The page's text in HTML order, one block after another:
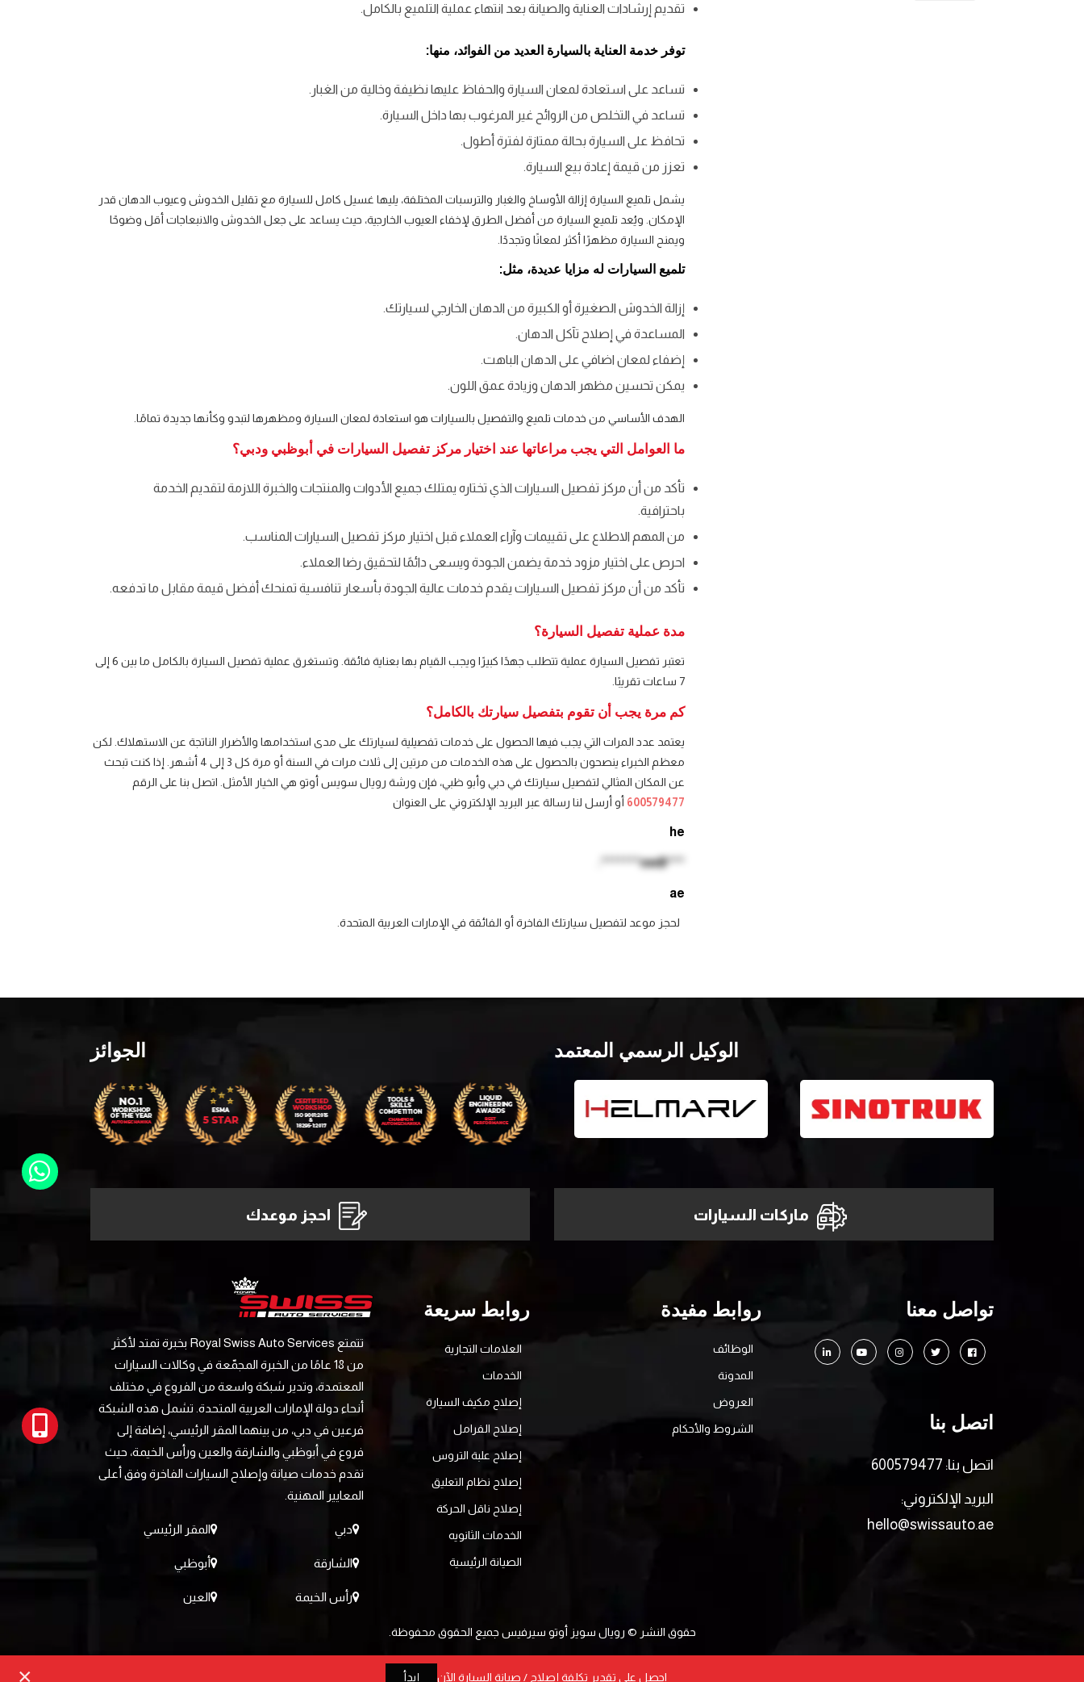
تقديم إرشادات العناية والصيانة بعد انتهاء عملية التلميع بالكامل.
توفر خدمة العناية بالسيارة العديد من الفوائد، منها:
تساعد على استعادة لمعان السيارة والحفاظ عليها نظيفة وخالية من الغبار.
تساعد في التخلص من الروائح غير المرغوب بها داخل السيارة.
تحافظ على السيارة بحالة ممتازة لفترة أطول.
تعزز من قيمة إعادة بيع السيارة.
يشمل تلميع السيارة إزالة الأوساخ والغبار والترسبات المختلفة، يليها غسيل كامل للسيارة مع تقليل الخدوش وعيوب الدهان قدر
الإمكان. ويُعد تلميع السيارة من أفضل الطرق لإخفاء العيوب الخارجية، حيث يساعد على جعل الخدوش والانبعاجات أقل وضوحًا
ويمنح السيارة مظهرًا أكثر لمعانًا وتجددًا.
تلميع السيارات له مزايا عديدة، مثل:
إزالة الخدوش الصغيرة أو الكبيرة من الدهان الخارجي لسيارتك.
المساعدة في إصلاح تآكل الدهان.
إضفاء لمعان اضافي على الدهان الباهت.
يمكن تحسين مظهر الدهان وزيادة عمق اللون.
الهدف الأساسي من خدمات تلميع والتفصيل بالسيارات هو استعادة لمعان السيارة ومظهرها لتبدو وكأنها جديدة تمامًا.
ما العوامل التي يجب مراعاتها عند اختيار مركز تفصيل السيارات في أبوظبي ودبي؟
تأكد من أن مركز تفصيل السيارات الذي تختاره يمتلك جميع الأدوات والمنتجات والخبرة اللازمة لتقديم الخدمة
باحترافية.
من المهم الاطلاع على تقييمات وآراء العملاء قبل اختيار مركز تفصيل السيارات المناسب.
احرص على اختيار مزود خدمة يضمن الجودة ويسعى دائمًا لتحقيق رضا العملاء.
تأكد من أن مركز تفصيل السيارات يقدم خدمات عالية الجودة بأسعار تنافسية تمنحك أفضل قيمة مقابل ما تدفعه.
مدة عملية تفصيل السيارة؟
تعتبر تفصيل السيارة عملية تتطلب جهدًا كبيرًا ويجب القيام بها بعناية فائقة. وتستغرق عملية تفصيل السيارة بالكامل ما بين 6 إلى
7 ساعات تقريبًا.
كم مرة يجب أن تقوم بتفصيل سيارتك بالكامل؟
يعتمد عدد المرات التي يجب فيها الحصول على خدمات تفصيلية لسيارتك على مدى استخدامها والأضرار الناتجة عن الاستهلاك. لكن
معظم الخبراء ينصحون بالحصول على هذه الخدمات من مرتين إلى ثلاث مرات في السنة أو مرة كل 3 إلى 4 أشهر. إذا كنت تبحث
عن المكان المثالي لتفصيل سيارتك في دبي وأبو ظبي، فإن ورشة رويال سويس أوتو هي الخيار الأمثل. اتصل بنا على الرقم
600579477 أو أرسل لنا رسالة عبر البريد الإلكتروني على العنوان
he
***@sw*******.
ae
لحجز موعد لتفصيل سيارتك الفاخرة أو الفائقة في الإمارات العربية المتحدة.
الجوائز الوكيل الرسمي المعتمد
احجز موعدك ماركات السيارات
تتمتع Royal Swiss Auto Services بخبرة تمتد لأكثر
من 18 عامًا من الخبرة المجمّعة في وكالات السيارات
المعتمدة، وتدير شبكة واسعة من الفروع في مختلف
أنحاء دولة الإمارات العربية المتحدة. تشمل هذه الشبكة
فرعين في دبي، من بينهما المقر الرئيسي، إضافة إلى
فروع في أبوظبي والشارقة والعين ورأس الخيمة، حيث
تقدم خدمات صيانة وإصلاح السيارات الفاخرة وفق أعلى
المعايير المهنية.
المقر الرئيسي دبي
أبوظبي الشارقة
العين رأس الخيمة
روابط سريعة
العلامات التجارية
الخدمات
إصلاح مكيف السيارة
إصلاح الفرامل
إصلاح علبة التروس
إصلاح نظام التعليق
إصلاح ناقل الحركة
الخدمات الثانويه
الصيانة الرئيسية
روابط مفيدة
الوظائف
المدونة
العروض
الشروط والأحكام
تواصل معنا
اتصل بنا
اتصل بنا: 600579477
البريد الإلكتروني:
hello@swissauto.ae
حقوق النشر © رويال سويز أوتو سيرفيس جميع الحقوق محفوظة.
احصل على تقدير تكلفة إصلاح / صيانة السيارة الآن إبدأ